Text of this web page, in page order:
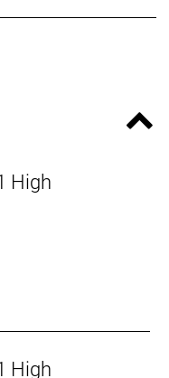
, Senk-,
(Gerade-, O-, X-
High
High